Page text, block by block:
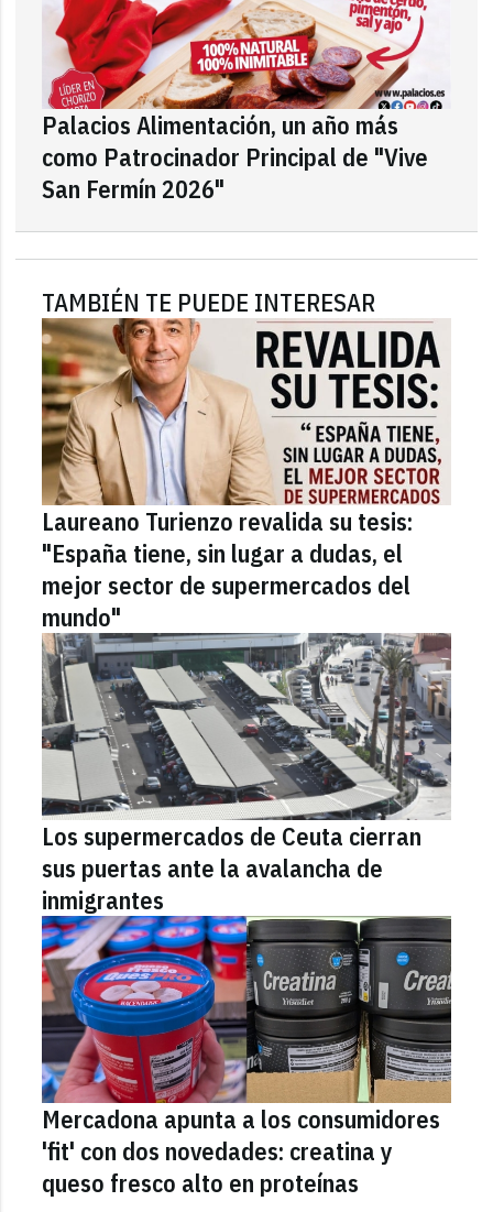
Palacios Alimentación, un año más
como Patrocinador Principal de "Vive
San Fermín 2026"
TAMBIÉN TE PUEDE INTERESAR
Laureano Turienzo revalida su tesis:
"España tiene, sin lugar a dudas, el
mejor sector de supermercados del
mundo"
Los supermercados de Ceuta cierran
sus puertas ante la avalancha de
inmigrantes
Mercadona apunta a los consumidores
'fit' con dos novedades: creatina y
queso fresco alto en proteínas